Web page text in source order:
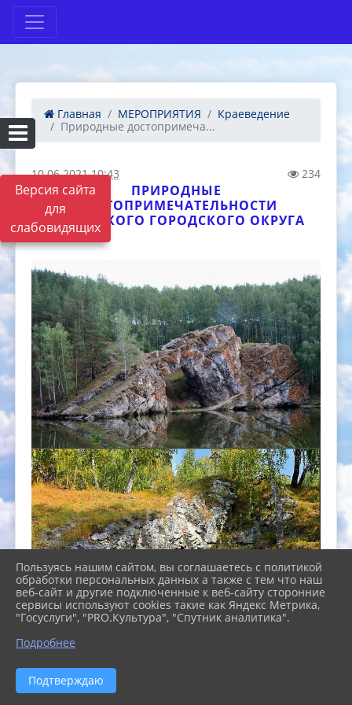
Версия сайта
для
слабовидящих
Главная МЕРОПРИЯТИЯ
Краеведение
Природные достопримеча...
10.06.2021 10:43 234
ПРИРОДНЫЕ
ДОСТОПРИМЕЧАТЕЛЬНОСТИ
КАМЕНСКОГО ГОРОДСКОГО ОКРУГА
КАМЕНСКОГО РАЙОНА Объекты, имеющие
научную, культурно-историческую, эстетическую и
иную ценность. Всего в крае насчитывается 22
Пользуясь нашим сайтом, вы соглашаетесь с политикой
обработки персональных данных а также с тем что наш
веб-сайт и другие подключенные к веб-сайту сторонние
сервисы используют cookies такие как Яндекс Метрика,
"Госуслуги", "PRO.Культура", "Спутник аналитика".
Подробнее
Подтверждаю